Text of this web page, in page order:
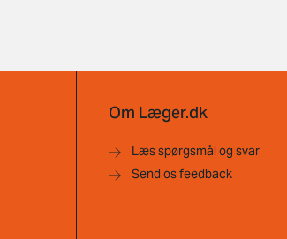
Om Læger.dk
Læs spørgsmål og svar
Send os feedback